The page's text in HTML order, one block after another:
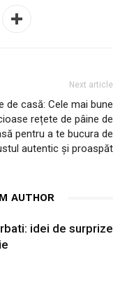
Next article
de casă: Cele mai bune
rețete de pâine de
pentru a te bucura de
autentic și proaspăt
AUTHOR
idei de surprize